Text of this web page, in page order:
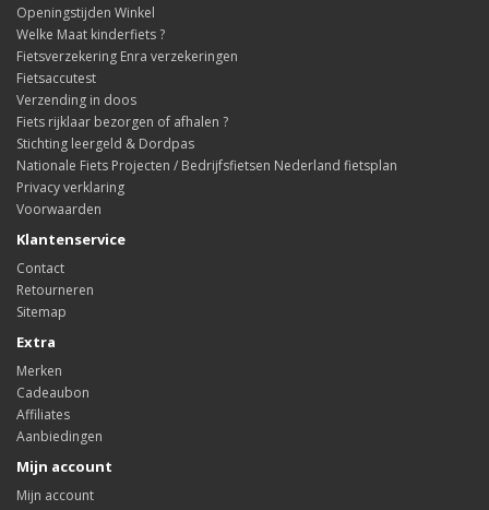
Openingstijden Winkel
Welke Maat kinderfiets ?
Fietsverzekering Enra verzekeringen
Fietsaccutest
Verzending in doos
Fiets rijklaar bezorgen of afhalen ?
Stichting leergeld & Dordpas
Nationale Fiets Projecten / Bedrijfsfietsen Nederland fietsplan
Privacy verklaring
Voorwaarden
Klantenservice
Contact
Retourneren
Sitemap
Extra
Merken
Cadeaubon
Affiliates
Aanbiedingen
Mijn account
Mijn account